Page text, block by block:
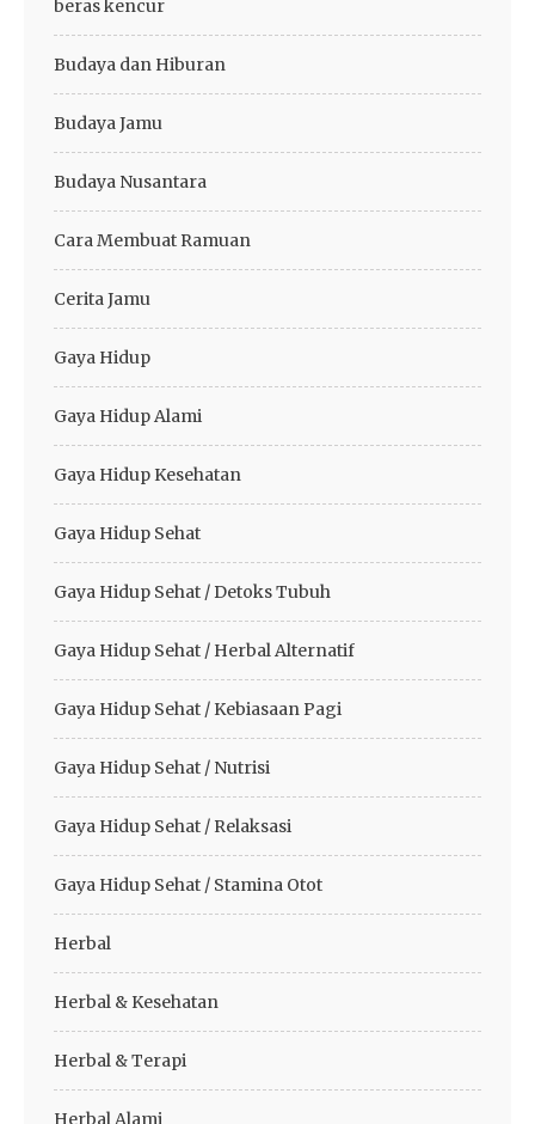
beras kencur
Budaya dan Hiburan
Budaya Jamu
Budaya Nusantara
Cara Membuat Ramuan
Cerita Jamu
Gaya Hidup
Gaya Hidup Alami
Gaya Hidup Kesehatan
Gaya Hidup Sehat
Gaya Hidup Sehat / Detoks Tubuh
Gaya Hidup Sehat / Herbal Alternatif
Gaya Hidup Sehat / Kebiasaan Pagi
Gaya Hidup Sehat / Nutrisi
Gaya Hidup Sehat / Relaksasi
Gaya Hidup Sehat / Stamina Otot
Herbal
Herbal & Kesehatan
Herbal & Terapi
Herbal Alami